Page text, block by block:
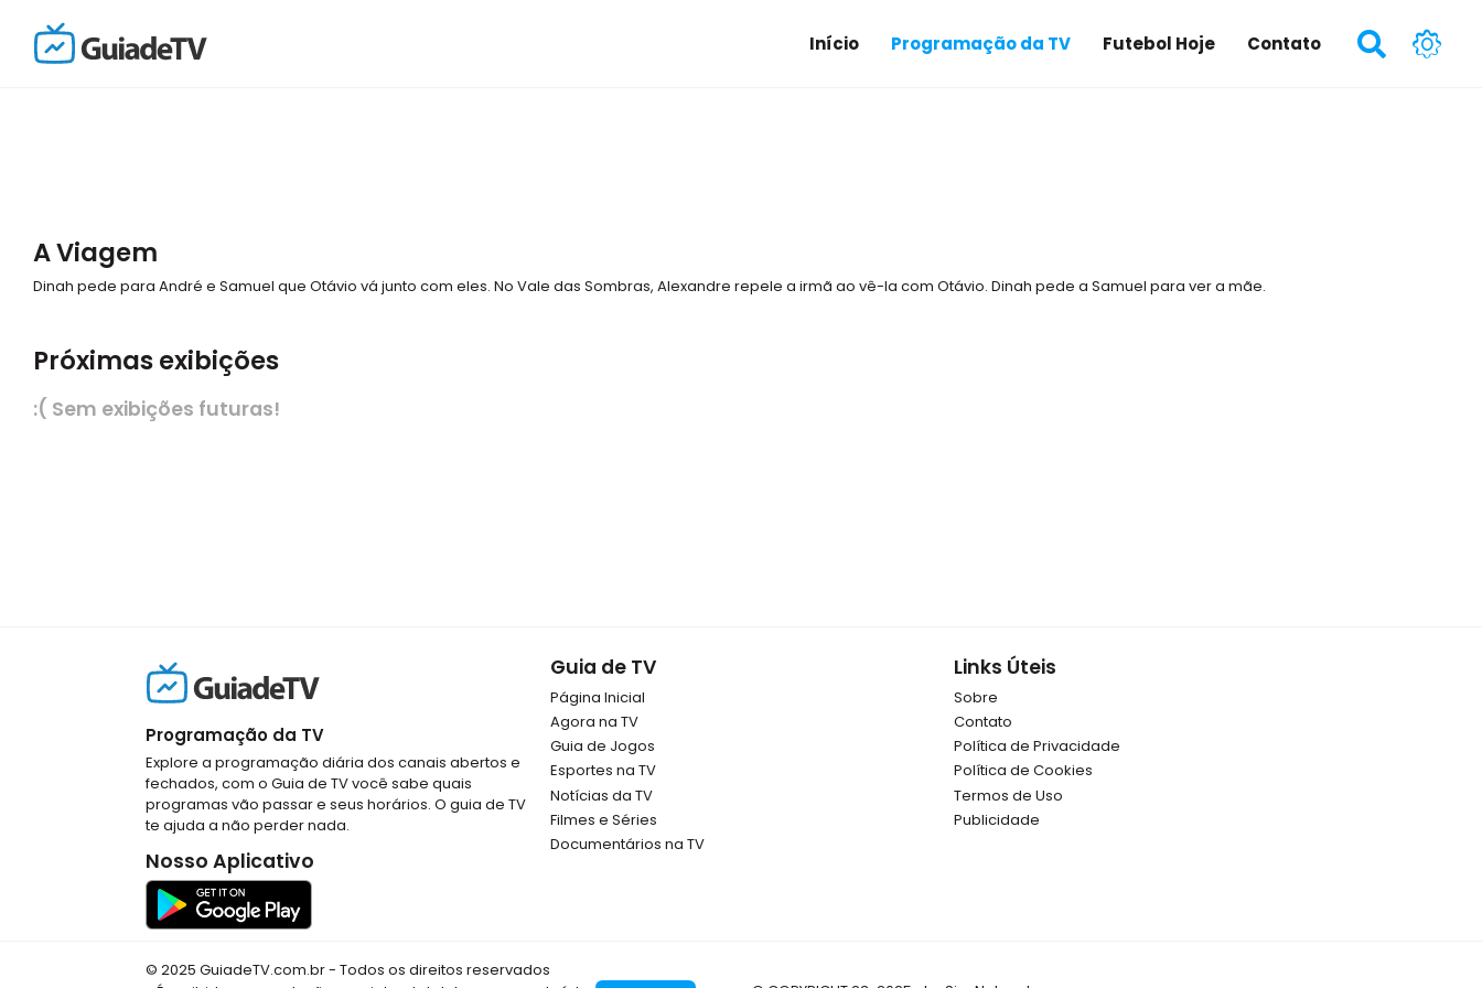
Início Programação da TV Futebol Hoje Contato
A Viagem
Dinah pede para André e Samuel que Otávio vá junto com eles. No Vale das Sombras, Alexandre repele a irmã ao vê-la com Otávio. Dinah pede a Samuel para ver a mãe.
Próximas exibições
:( Sem exibições futuras!
Programação da TV
Explore a programação diária dos canais abertos e
fechados, com o Guia de TV você sabe quais
programas vão passar e seus horários. O guia de TV
te ajuda a não perder nada.
Nosso Aplicativo
Guia de TV
Página Inicial
Agora na TV
Guia de Jogos
Esportes na TV
Notícias da TV
Filmes e Séries
Documentários na TV
Links Úteis
Sobre
Contato
Política de Privacidade
Política de Cookies
Termos de Uso
Publicidade
© 2025 GuiadeTV.com.br - Todos os direitos reservados